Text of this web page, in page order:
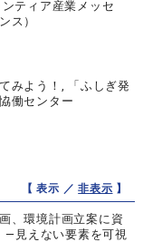
ティア産業メッセ
ス）
みよう！, 「ふしぎ発
働センター
【 表示 ／非表示 】
、環境計画立案に資
見えない要素を可視